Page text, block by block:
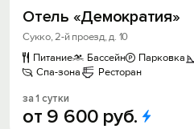
Отель «Демократия»
Сукко, 2-й проезд, д. 10
Питание
Бассейн Парковка
Спа-зона
Ресторан
за 1 сутки
от 9 600 руб.